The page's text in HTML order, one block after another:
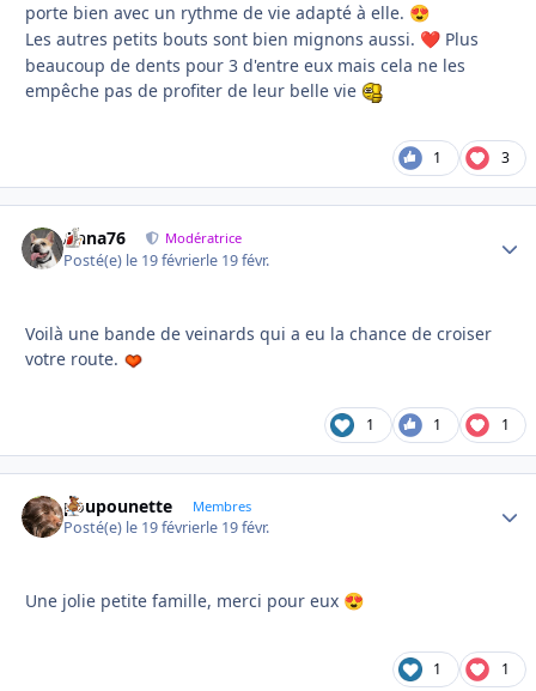
porte bien avec un rythme de vie adapté à elle. 😍
Les autres petits bouts sont bien mignons aussi. ❤️ Plus
beaucoup de dents pour 3 d'entre eux mais cela ne les
empêche pas de profiter de leur belle vie
1 3
Anna76 Modératrice
Posté(e) le 19 févrierle 19 févr.
Voilà une bande de veinards qui a eu la chance de croiser
votre route.
1 1 1
poupounette Membres
Posté(e) le 19 févrierle 19 févr.
Une jolie petite famille, merci pour eux 😍
1 1